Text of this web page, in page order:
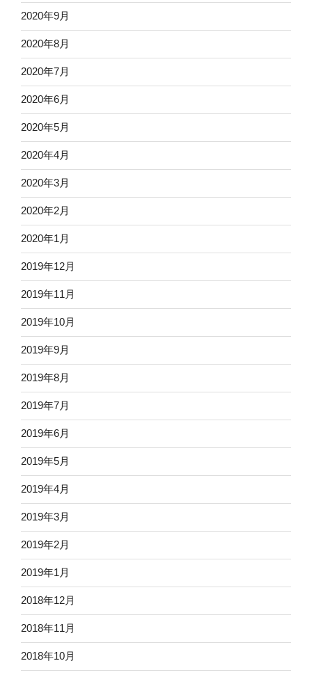
2020年9月
2020年8月
2020年7月
2020年6月
2020年5月
2020年4月
2020年3月
2020年2月
2020年1月
2019年12月
2019年11月
2019年10月
2019年9月
2019年8月
2019年7月
2019年6月
2019年5月
2019年4月
2019年3月
2019年2月
2019年1月
2018年12月
2018年11月
2018年10月